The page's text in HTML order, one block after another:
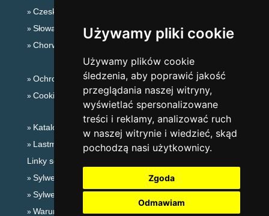
Używamy pliki cookie
Używamy plików cookie
śledzenia, aby poprawić jakość
przeglądania naszej witryny,
wyświetlać spersonalizowane
treści i reklamy, analizować ruch
w naszej witrynie i wiedzieć, skąd
pochodzą nasi użytkownicy.
Zgoda
Odmawiam
Czeskie Góry
Słowackie góry
Chorwacja
Ochrona prywatności
Cookies
Katalog zakwaterowania
Lastminute Jesioniki
Linky sezonowe:
Sylwester Jesioniki
Sylwester w górach 2025/26
Warunki narciarskie